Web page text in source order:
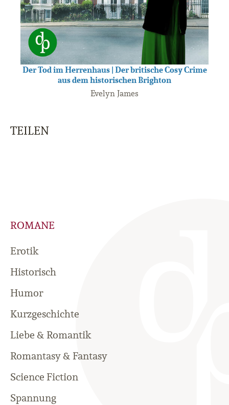
Der Tod im Herrenhaus | Der britische Cosy Crime
aus dem historischen Brighton
Evelyn James
TEILEN
ROMANE
Erotik
Historisch
Humor
Kurzgeschichte
Liebe & Romantik
Romantasy & Fantasy
Science Fiction
Spannung